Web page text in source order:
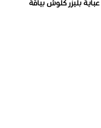
عباية بليزر كلوش بياقة